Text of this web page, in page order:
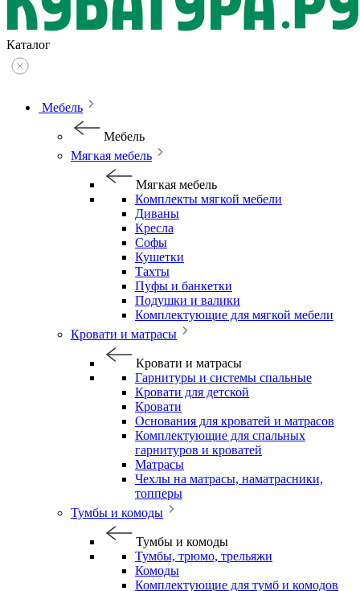
Каталог
Мебель
Мебель
Мягкая мебель
Мягкая мебель
Комплекты мягкой мебели
Диваны
Кресла
Софы
Кушетки
Тахты
Пуфы и банкетки
Подушки и валики
Комплектующие для мягкой мебели
Кровати и матрасы
Кровати и матрасы
Гарнитуры и системы спальные
Кровати для детской
Кровати
Основания для кроватей и матрасов
Комплектующие для спальных
гарнитуров и кроватей
Матрасы
Чехлы на матрасы, наматрасники,
топперы
Тумбы и комоды
Тумбы и комоды
Тумбы, трюмо, трельяжи
Комоды
Комплектующие для тумб и комодов